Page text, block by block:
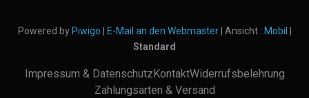
Powered by Piwigo E-Mail an den Webmaster| Ansicht : Mobil
Standard
Impressum & Datenschutz KontaktWiderrufsbelehrung
Zahlungsarten & Versand